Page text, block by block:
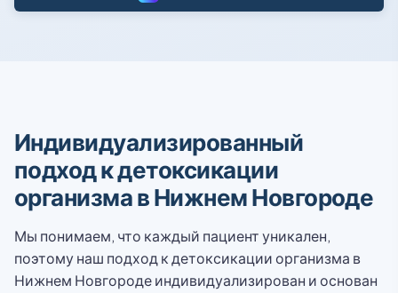
Индивидуализированный
подход к детоксикации
организма в Нижнем Новгороде
Мы понимаем, что каждый пациент уникален,
поэтому наш подход к детоксикации организма в
Нижнем Новгороде индивидуализирован и основан